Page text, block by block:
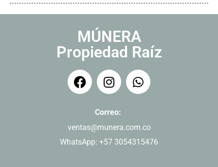
MÚNERA
Propiedad Raíz
Correo:
ventas@munera.com.co
WhatsApp: +57 3054315476